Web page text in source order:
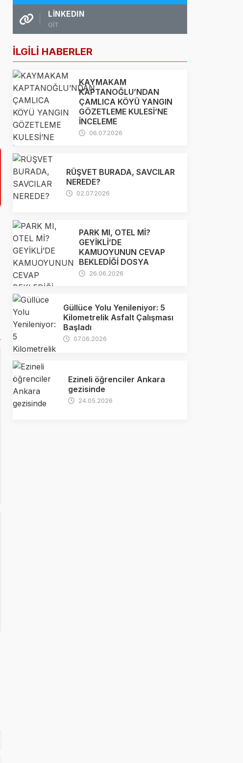
LINKEDIN
GİT
İLGİLİ HABERLER
KAYMAKAM
KAPTANOĞLU’NDAN
ÇAMLICA KÖYÜ YANGIN
GÖZETLEME KULESİ’NE
İNCELEME
06.07.2026
RÜŞVET BURADA, SAVCILAR
NEREDE?
02.07.2026
PARK MI, OTEL Mİ?
GEYİKLİ’DE
KAMUOYUNUN CEVAP
BEKLEDİĞİ DOSYA
26.06.2026
Güllüce Yolu Yenileniyor: 5
Kilometrelik Asfalt Çalışması
Başladı
07.06.2026
Ezineli öğrenciler Ankara
gezisinde
24.05.2026